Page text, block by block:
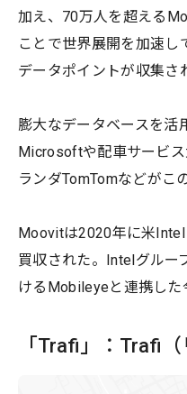
加え、70万人を超える
ことで世界展開を加速
データポイントが収集さ
膨大なデータベースを活
Microsoftや配車サービ
ランダTomTomなどがこ
Moovitは2020年に米
買収された。Intelグルー
けるMobileyeと連携した
「Trafi」：Trafi（